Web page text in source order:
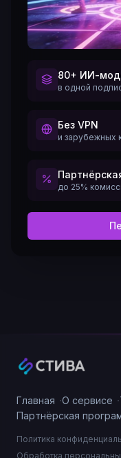
80+ ИИ-
в одной
Без VPN
и зарубежных
до 25%
Главная ·О сервисе ·
Партнёрская
Политика
Обработка